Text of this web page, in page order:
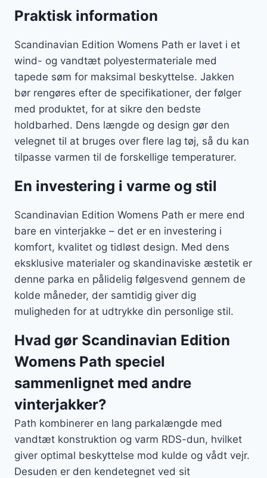
Praktisk information
Scandinavian Edition Womens Path er lavet i et
wind- og vandtæt polyestermateriale med
tapede søm for maksimal beskyttelse. Jakken
bør rengøres efter de specifikationer, der følger
med produktet, for at sikre den bedste
holdbarhed. Dens længde og design gør den
velegnet til at bruges over flere lag tøj, så du kan
tilpasse varmen til de forskellige temperaturer.
En investering i varme og stil
Scandinavian Edition Womens Path er mere end
bare en vinterjakke – det er en investering i
komfort, kvalitet og tidløst design. Med dens
eksklusive materialer og skandinaviske æstetik er
denne parka en pålidelig følgesvend gennem de
kolde måneder, der samtidig giver dig
muligheden for at udtrykke din personlige stil.
Hvad gør Scandinavian Edition
Womens Path speciel
sammenlignet med andre
vinterjakker?
Path kombinerer en lang parkalængde med
vandtæt konstruktion og varm RDS-dun, hvilket
giver optimal beskyttelse mod kulde og vådt vejr.
Desuden er den kendetegnet ved sit